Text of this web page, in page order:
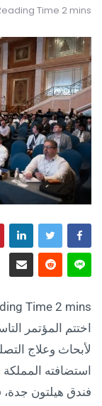
اختتم المؤتمر